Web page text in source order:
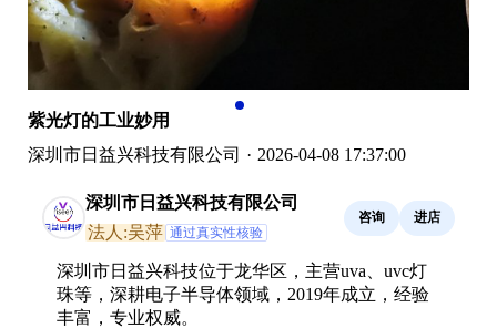
紫光灯的工业妙用
深圳市日益兴科技有限公司 · 2026-04-08 17:37:00
深圳市日益兴科技有限公司
法人:吴萍 通过真实性核验
咨询 进店
深圳市日益兴科技位于龙华区，主营uva、uvc灯
珠等，深耕电子半导体领域，2019年成立，经验
丰富，专业权威。